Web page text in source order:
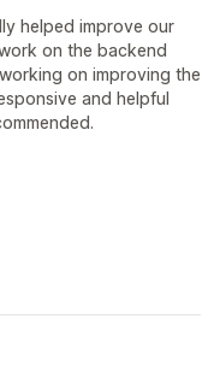
helped improve our
on the backend
on improving the
and helpful